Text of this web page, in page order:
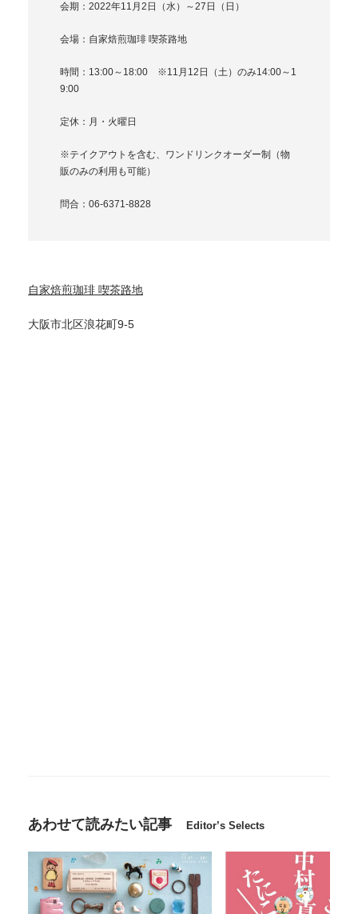
会期：2022年11月2日（水）～27日（日）
会場：自家焙煎珈琲 喫茶路地
時間：13:00～18:00 ※11月12日（土）のみ14:00～1
9:00
定休：月・火曜日
※テイクアウトを含む、ワンドリンクオーダー制（物
販のみの利用も可能）
問合：06-6371-8828
自家焙煎珈琲 喫茶路地
大阪市北区浪花町9-5
あわせて読みたい記事 Editor’s Selects